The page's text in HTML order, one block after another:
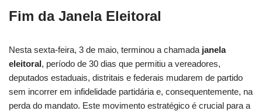
Fim da Janela Eleitoral
Nesta sexta-feira, 3 de maio, terminou a chamada janela
eleitoral, período de 30 dias que permitiu a vereadores,
deputados estaduais, distritais e federais mudarem de partido
sem incorrer em infidelidade partidária e, consequentemente, na
perda do mandato. Este movimento estratégico é crucial para a